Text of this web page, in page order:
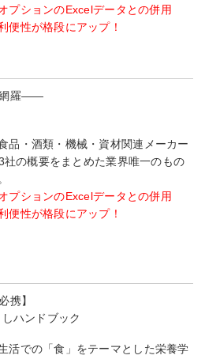
プションのExcelデータとの併用
便性が格段にアップ！
網羅――
品・酒類・機械・資材関連メーカー
社の概要をまとめた業界唯一のもの
プションのExcelデータとの併用
便性が格段にアップ！
携】
ハンドブック
活での「食」をテーマとした栄養学